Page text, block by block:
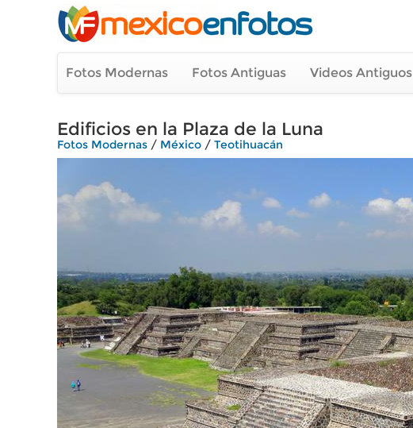
Fotos Modernas Fotos Antiguas Videos Antiguos
Edificios en la Plaza de la Luna
Fotos Modernas / México / Teotihuacán